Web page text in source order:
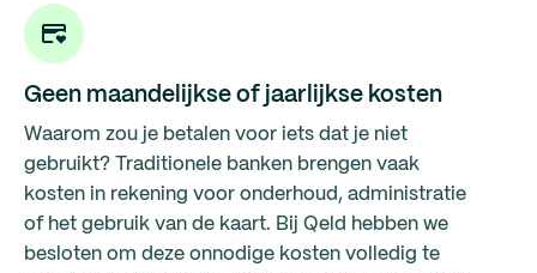
Geen maandelijkse of jaarlijkse kosten
Waarom zou je betalen voor iets dat je niet
gebruikt? Traditionele banken brengen vaak
kosten in rekening voor onderhoud, administratie
of het gebruik van de kaart. Bij Qeld hebben we
besloten om deze onnodige kosten volledig te